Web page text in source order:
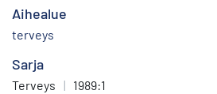
Aihealue
terveys
Sarja
Terveys | 1989:1